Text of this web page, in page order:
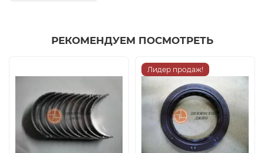
РЕКОМЕНДУЕМ ПОСМОТРЕТЬ
Лидер продаж!